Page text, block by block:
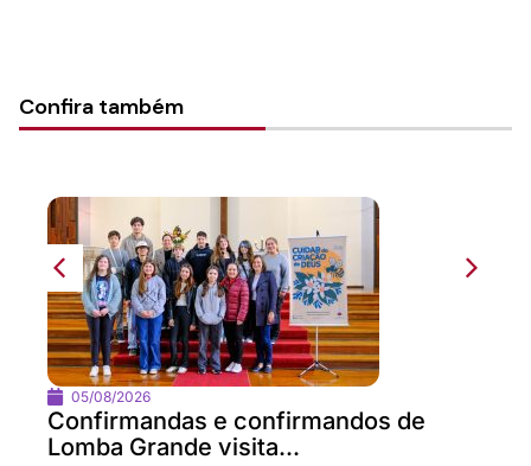
Confira também
05/08/2026
Confirmandas e confirmandos de
Lomba Grande visita...